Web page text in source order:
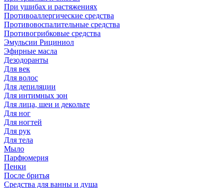
При ушибах и растяжениях
Противоаллергические средства
Противовоспалительные средства
Противогрибковые средства
Эмульсии Рициниол
Эфирные масла
Дезодоранты
Для век
Для волос
Для депиляции
Для интимных зон
Для лица, шеи и декольте
Для ног
Для ногтей
Для рук
Для тела
Мыло
Парфюмерия
Пенки
После бритья
Средства для ванны и душа